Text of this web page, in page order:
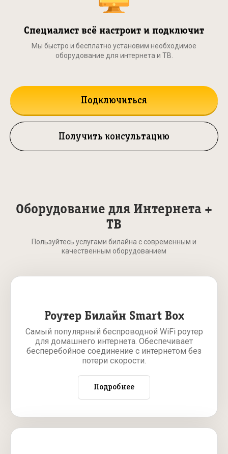
Специалист всё настроит и подключит
Мы быстро и бесплатно установим необходимое
оборудование для интернета и ТВ.
Подключиться
Получить консультацию
Оборудование для Интернета +
ТВ
Пользуйтесь услугами билайна с современным и
качественным оборудованием
Роутер Билайн Smart Box
Самый популярный беспроводной WiFi роутер
для домашнего интернета. Обеспечивает
бесперебойное соединение с интернетом без
потери скорости.
Подробнее